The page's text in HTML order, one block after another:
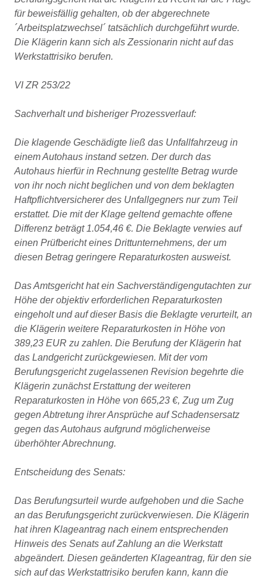
für beweisfällig gehalten, ob der abgerechnete
´Arbeitsplatzwechsel´ tatsächlich durchgeführt wurde.
Die Klägerin kann sich als Zessionarin nicht auf das
Werkstattrisiko berufen.
VI ZR 253/22
Sachverhalt und bisheriger Prozessverlauf:
Die klagende Geschädigte ließ das Unfallfahrzeug in
einem Autohaus instand setzen. Der durch das
Autohaus hierfür in Rechnung gestellte Betrag wurde
von ihr noch nicht beglichen und von dem beklagten
Haftpflichtversicherer des Unfallgegners nur zum Teil
erstattet. Die mit der Klage geltend gemachte offene
Differenz beträgt 1.054,46 €. Die Beklagte verwies auf
einen Prüfbericht eines Drittunternehmens, der um
diesen Betrag geringere Reparaturkosten ausweist.
Das Amtsgericht hat ein Sachverständigengutachten zur
Höhe der objektiv erforderlichen Reparaturkosten
eingeholt und auf dieser Basis die Beklagte verurteilt, an
die Klägerin weitere Reparaturkosten in Höhe von
389,23 EUR zu zahlen. Die Berufung der Klägerin hat
das Landgericht zurückgewiesen. Mit der vom
Berufungsgericht zugelassenen Revision begehrte die
Klägerin zunächst Erstattung der weiteren
Reparaturkosten in Höhe von 665,23 €, Zug um Zug
gegen Abtretung ihrer Ansprüche auf Schadensersatz
gegen das Autohaus aufgrund möglicherweise
überhöhter Abrechnung.
Entscheidung des Senats:
Das Berufungsurteil wurde aufgehoben und die Sache
an das Berufungsgericht zurückverwiesen. Die Klägerin
hat ihren Klageantrag nach einem entsprechenden
Hinweis des Senats auf Zahlung an die Werkstatt
abgeändert. Diesen geänderten Klageantrag, für den sie
sich auf das Werkstattrisiko berufen kann, kann die